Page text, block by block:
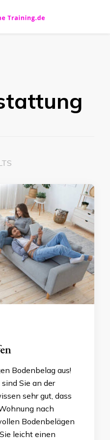
Bodenbelag aus!
Sie an der
sehr gut, dass
nach
Bodenbelägen
leicht einen